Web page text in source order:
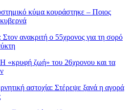
κύμα κουράστηκε – Ποιος
ανακριτή ο 55χρονος για τη σορό
«κρυφή ζωή» του 26χρονου και τα
αστοχία: Στέρεψε ξανά η αγορά